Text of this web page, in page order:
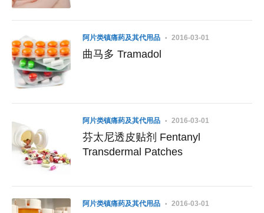
阿片类镇痛药及其代用品 2016-03-01
曲马多 Tramadol
阿片类镇痛药及其代用品 2016-03-01
芬太尼透皮贴剂 Fentanyl
Transdermal Patches
阿片类镇痛药及其代用品 2016-03-01